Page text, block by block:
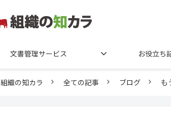
文書管理サービス お役立ち
組織の知カラ 全ての記事 ブログ も